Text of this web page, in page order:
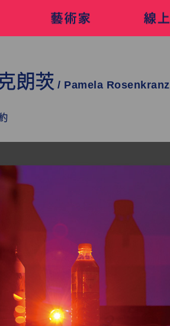
朗茨 / Pamela Rosenkranz